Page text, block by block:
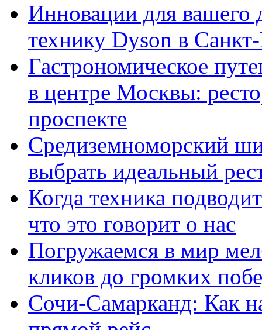
Инновации для вашего
технику Dyson в
Гастрономическое
в центре Москвы:
проспекте
Средиземноморский
выбрать идеальный
Когда техника
что это говорит о нас
Погружаемся в мир
кликов до громких
Сочи-Самарканд: Как